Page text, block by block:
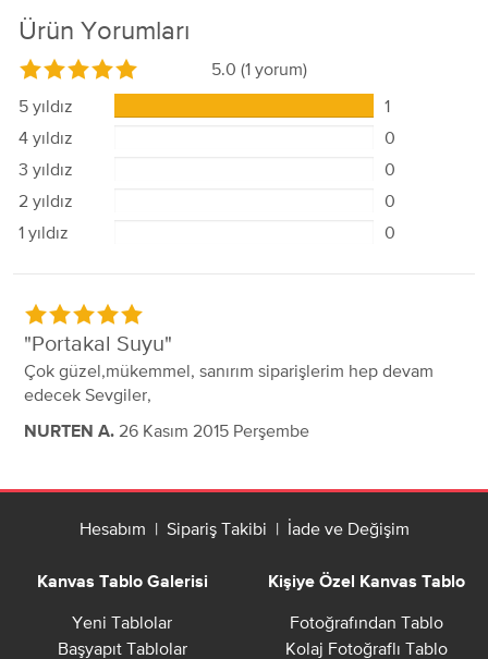
Ürün Yorumları
5.0 (1 yorum)
5 yıldız
1
4 yıldız
0
3 yıldız
0
2 yıldız
0
1 yıldız
0
Portakal Suyu
Çok güzel,mükemmel, sanırım siparişlerim hep devam
edecek Sevgiler,
NURTEN A. 26 Kasım 2015 Perşembe
Hesabım | Sipariş Takibi | İade ve Değişim
Kanvas Tablo Galerisi
Yeni Tablolar
Başyapıt Tablolar
Kişiye Özel Kanvas Tablo
Fotoğrafından Tablo
Kolaj Fotoğraflı Tablo